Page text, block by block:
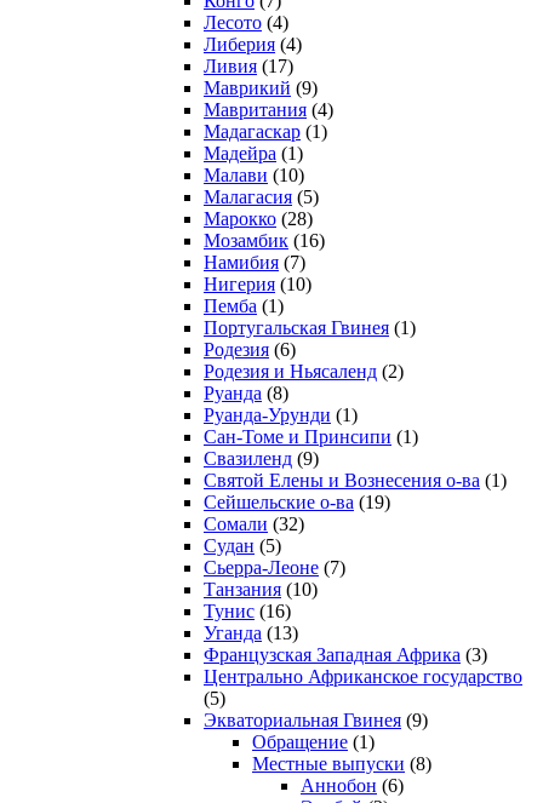
Лесото (4)
Либерия (4)
Ливия (17)
Маврикий (9)
Мавритания (4)
Мадагаскар (1)
Мадейра (1)
Малави (10)
Малагасия (5)
Марокко (28)
Мозамбик (16)
Намибия (7)
Нигерия (10)
Пемба (1)
Португальская Гвинея (1)
Родезия (6)
Родезия и Ньясаленд (2)
Руанда (8)
Руанда-Урунди (1)
Сан-Томе и Принсипи (1)
Свазиленд (9)
Святой Елены и Вознесения о-ва (1)
Сейшельские о-ва (19)
Сомали (32)
Судан (5)
Сьерра-Леоне (7)
Танзания (10)
Тунис (16)
Уганда (13)
Французская Западная Африка (3)
Центрально Африканское государство
(5)
Экваториальная Гвинея (9)
Обращение (1)
Местные выпуски (8)
Аннобон (6)